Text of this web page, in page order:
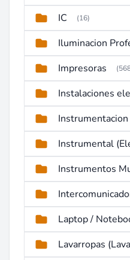
IC (16)
Iluminacion
Impresoras
Instalaciones
Instrumentos
Laptop /
Lavarropas